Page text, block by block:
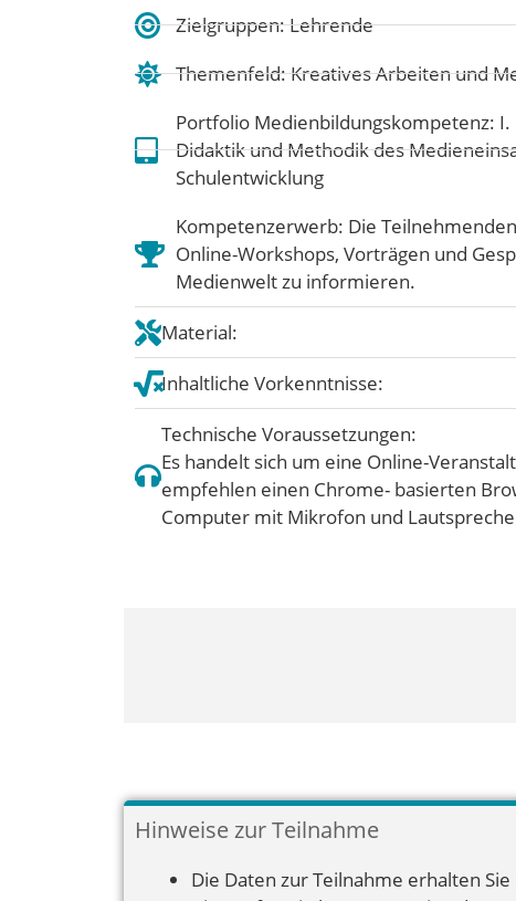
Zielgruppen: Lehrende
Themenfeld:Kreatives Arbeiten und
Portfolio Medienbildungskompetenz: I.
Didaktik und Methodik des
Schulentwicklung
Kompetenzerwerb: Die
Online-Workshops, Vorträgen und
Medienwelt zu informieren.
Material:
Inhaltliche Vorkenntnisse:
Technische Voraussetzungen:
Es handelt sich um eine Online-
empfehlen einen Chrome- basierten
Computer mit Mikrofon und
Hinweise zur Teilnahme
Die Daten zur Teilnahme erhalten